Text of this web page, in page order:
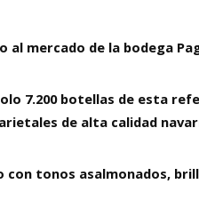
al mercado de la bodega
7.200 botellas de esta
de alta calidad
con tonos asalmonados,